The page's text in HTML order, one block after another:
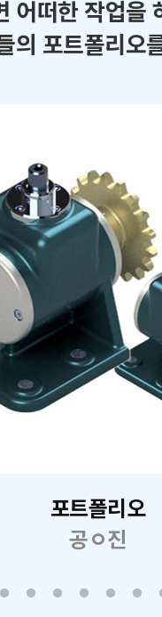
어떠한 작업을
의 포트폴리오
포트폴리오
공ㅇ진